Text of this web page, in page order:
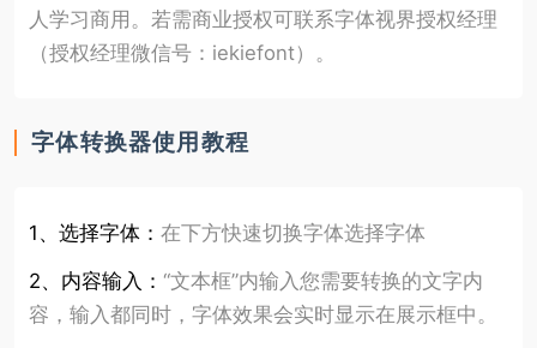
人学习商用。若需商业授权可联系字体视界授权经理
（授权经理微信号：iekiefont）。
字体转换器使用教程
1、选择字体： 在下方快速切换字体选择字体
2、内容输入： “文本框”内输入您需要转换的文字内
容，输入都同时，字体效果会实时显示在展示框中。